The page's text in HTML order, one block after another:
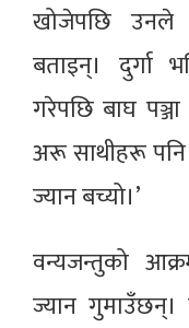
खोजेपछि उनले
बताइन्। दुर्गा
गरेपछि बाघ
अरू साथीहरू पनि
ज्यान बच्यो।’
वन्यजन्तुको
ज्यान गुमाउँछन्।